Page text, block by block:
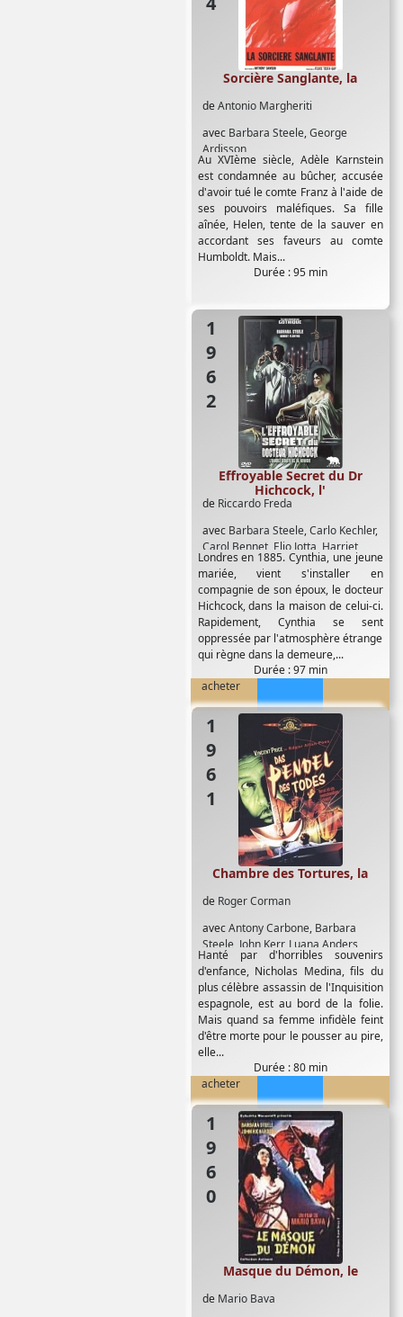
deAntonio Margheriti
avec Barbara Steele,George
Ardisson
Sorcière Sanglante, la
Au XVIème siècle, Adèle Karnstein
est condamnée au bûcher, accusée
d'avoir tué le comte Franz à l'aide de
ses pouvoirs maléfiques. Sa fille
aînée, Helen, tente de la sauver en
accordant ses faveurs au comte
Humboldt. Mais...
Durée : 95 min
1962
de Riccardo Freda
avec Barbara Steele,Carlo Kechler,
Carol Bennet, Elio Jotta Harriet
Medin, Leonard Elliott,Peter
Baldwin
Reginald Price Anderson ,
Umberto Raho
Effroyable Secret du Dr
Hichcock, l'
Londres en 1885. Cynthia, une jeune
mariée, vient s'installer en
compagnie de son époux, le docteur
Hichcock, dans la maison de celui-ci.
Rapidement, Cynthia se sent
oppressée par l'atmosphère étrange
qui règne dans la demeure,...
Durée : 97 min
acheter
1961
de Roger Corman
avecAntony Carbone, Barbara
Steele, John Kerr, Luana Anders
Vincent Price
Chambre des Tortures, la
Hanté par d'horribles souvenirs
d'enfance, Nicholas Medina, fils du
plus célèbre assassin de l'Inquisition
espagnole, est au bord de la folie.
Mais quand sa femme infidèle feint
d'être morte pour le pousser au pire,
elle...
Durée : 80 min
acheter
1960
de Mario Bava
Masque du Démon, le